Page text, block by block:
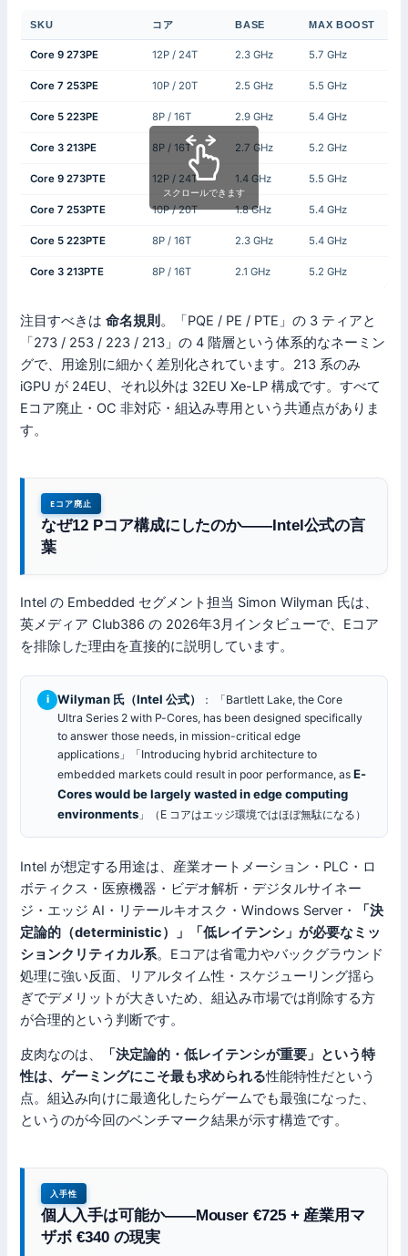
SKU コア BASE MAX BOOST
Core 9 273PE 12P / 24T 2.3 GHz 5.7 GHz
Core 7 253PE 10P / 20T 2.5 GHz 5.5 GHz
Core 5 223PE 8P / 16T 2.9 GHz 5.4 GHz
Core 3 213PE 8P / 16T 2.7 GHz 5.2 GHz
Core 9 273PTE 12P / 24T 1.4 GHz 5.5 GHz
Core 7 253PTE 10P / 20T 1.8 GHz 5.4 GHz
Core 5 223PTE 8P / 16T 2.3 GHz 5.4 GHz
Core 3 213PTE 8P / 16T 2.1 GHz 5.2 GHz
スクロールできます
注目すべきは命名規則 。「PQE / PE / PTE」の 3 ティアと
「273 / 253 / 223 / 213」の 4 階層という体系的なネーミン
グで、用途別に細かく差別化されています。213 系のみ
iGPU が 24EU、それ以外は 32EU Xe-LP 構成です。すべて
Eコア廃止・OC 非対応・組込み専用という共通点がありま
す。
Eコア廃止
なぜ12 Pコア構成にしたのか——Intel公式の言
葉
Intel の Embedded セグメント担当 Simon Wilyman 氏は、
英メディア Club386 の 2026年3月インタビューで、Eコア
を排除した理由を直接的に説明しています。
i Wilyman 氏（Intel 公式）
： 「Bartlett Lake, the Core
Ultra Series 2 with P-Cores, has been designed specifically
to answer those needs, in mission-critical edge
applications」「Introducing hybrid architecture to
embedded markets could result in poor performance, asE-
Cores would be largely wasted in edge computing
environments 」（E コアはエッジ環境ではほぼ無駄になる）
Intel が想定する用途は、産業オートメーション・PLC・ロ
ボティクス・医療機器・ビデオ解析・デジタルサイネー
ジ・エッジ AI・リテールキオスク・Windows Server・
「決
定論的（deterministic）」「低レイテンシ」が必要なミッ
ションクリティカル系。Eコアは省電力やバックグラウンド
処理に強い反面、リアルタイム性・スケジューリング揺ら
ぎでデメリットが大きいため、組込み市場では削除する方
が合理的という判断です。
皮肉なのは、
「決定論的・低レイテンシが重要」という特
性は、ゲーミングにこそ最も求められる性能特性だという
点。組込み向けに最適化したらゲームでも最強になった、
というのが今回のベンチマーク結果が示す構造です。
入手性
個人入手は可能か——Mouser €725 + 産業用マ
ザボ €340 の現実